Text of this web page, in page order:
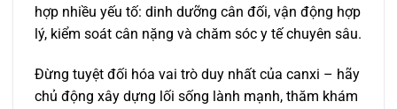
hợp nhiều yếu tố: dinh dưỡng cân đối, vận động hợp
lý, kiểm soát cân nặng và chăm sóc y tế chuyên sâu.
Đừng tuyệt đối hóa vai trò duy nhất của canxi – hãy
chủ động xây dựng lối sống lành mạnh, thăm khám